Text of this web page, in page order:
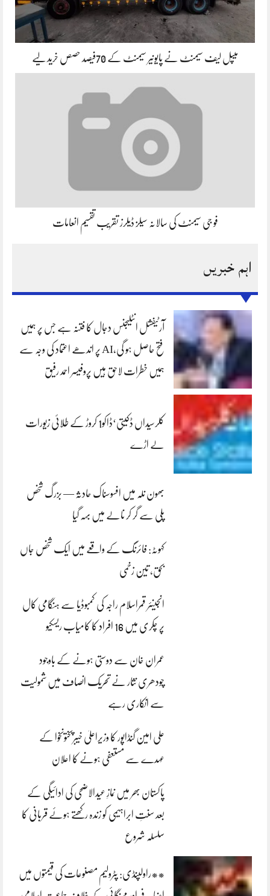
میپل لیف سیمنٹ نے پایونیر سیمنٹ کے 70فیصد حصص خرید لیے
فو جی سیمنٹ کی سالانہ سیلز ڈیلرز تقریب تقسیم انعامات
اہم خبریں
آرٹیفشل انٹلیجنس دجال کا فتنہ ہے جس پر ہمیں
فتح حاصل ہو گی،AI پر اندھے اعتماد کی وجہ سے
ہمیں خطرات لاحق ہیں پروفیسر احمد رفیق
کلرسیداں ڈکیتی‘ڈاکو1 کروڑ کے طلائی زیورات
لے اڑے
بھون نلہ میں افسوسناک حادثہ — بزرگ شخص
پلی سے گر کر نالے میں بہہ گیا
کہوٹہ: فائرنگ کے واقعے میں ایک شخص جاں
بحق، تین زخمی
انجینئر قمراسلام راجہ کی کمبوڈیا سے ہنگامی کال
پر چکری میں 16 افراد کا کامیاب ریسکیو
عمران خان سے دوستی ہونے کے باوجود
چودھری نثار نے تحریک انصاف میں شمولیت
سے انکاری رہے
علی امین گنڈاپور کا وزیراعلیٰ خیبرپختونخوا کے
عہدے سے مستعفی ہونے کا اعلان
پاکستان بھر میں نمازِ عیدالاضحی کی ادائیگی کے
بعد سنتِ ابراہیمی کو زندہ رکھتے ہوئے قربانی کا
سلسلہ شروع
**راولپنڈی: پٹرولیم مصنوعات کی قیمتوں میں